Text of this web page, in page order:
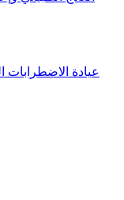
عيادة الاضطرابات